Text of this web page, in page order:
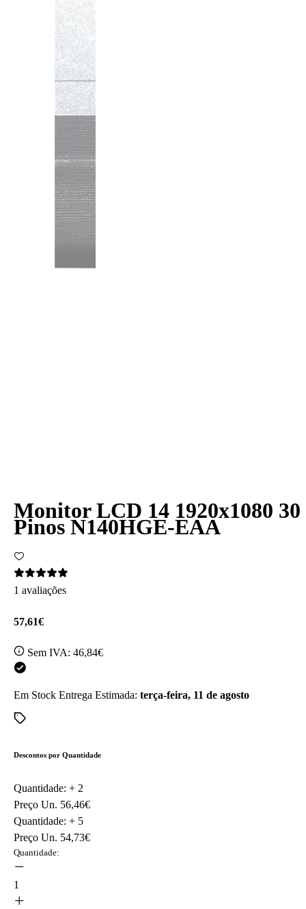
Monitor LCD 14 1920x1080 30
Pinos N140HGE-EAA
1 avaliações
57,61€
Sem IVA: 46,84€
Em Stock Entrega Estimada: terça-feira, 11 de agosto
Descontos por Quantidade
Quantidade: + 2
Preço Un. 56,46€
Quantidade: + 5
Preço Un. 54,73€
Quantidade:
1